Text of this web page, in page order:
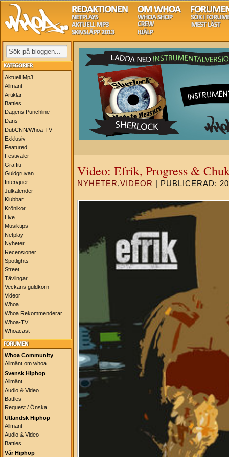
Aktuell Mp3
Allmänt
Artiklar
Battles
Dagens Punchline
Dans
DubCNN/Whoa-TV
Exklusiv
Featured
Festivaler
Graffiti
Guldgruvan
Intervjuer
Julkalender
Klubbar
Krönikor
Live
Musiktips
Netplay
Nyheter
Recensioner
Spotlights
Street
Tävlingar
Veckans guldkorn
Videor
Whoa
Whoa Rekommenderar
Whoa-TV
Whoacast
Whoa Community
Allmänt om whoa
Svensk Hiphop
Allmänt
Audio & Video
Battles
Request / Önska
Utländsk Hiphop
Allmänt
Audio & Video
Battles
Vår Hiphop
Video: Efrik, Progress &
NYHETER,VIDEOR | PUBLICERAD: